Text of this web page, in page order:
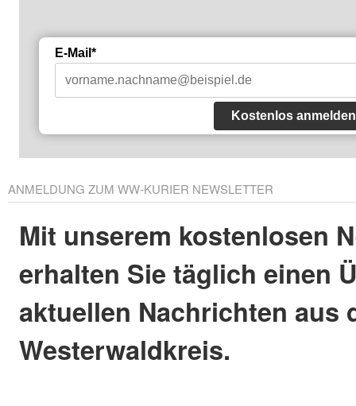
E-Mail*
Kostenlos anmelden
ANMELDUNG ZUM WW-KURIER NEWSLETTER
Mit unserem kostenlosen
erhalten Sie täglich einen
aktuellen Nachrichten aus
Westerwaldkreis.